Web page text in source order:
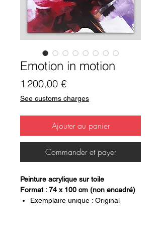
Emotion in motion
1 200,00 €Prix
See customs charges
Ajouter au panier
Commander et payer
Peinture acrylique sur toile
Format : 74 x 100 cm (non encadré)
Exemplaire unique : Original